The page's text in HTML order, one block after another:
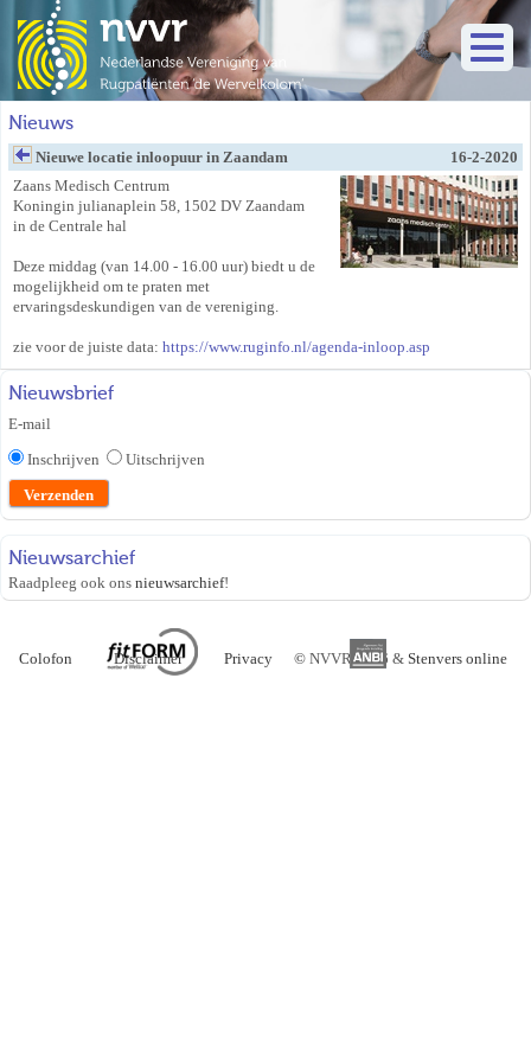
Nieuws
Nieuwe locatie inloopuur in Zaandam
16-2-2020
Zaans Medisch Centrum
Koningin julianaplein 58, 1502 DV Zaandam
in de Centrale hal
Deze middag (van 14.00 - 16.00 uur) biedt u de
mogelijkheid om te praten met
ervaringsdeskundigen van de vereniging.
zie voor de juiste data: https://www.ruginfo.nl/agenda-inloop.asp
Nieuwsbrief
E-mail
Inschrijven
Uitschrijven
Nieuwsarchief
Raadpleeg ook ons nieuwsarchief!
© NVVR 2026 & Stenvers online
Colofon Disclaimer Privacy